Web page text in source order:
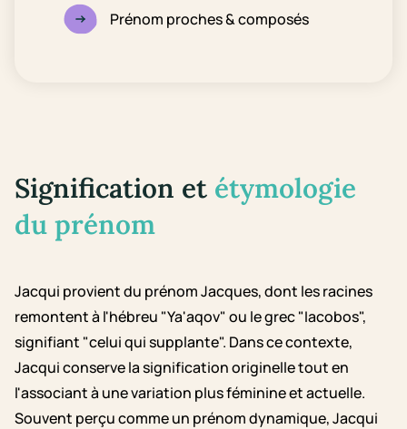
Prénom proches & composés
Signification et étymologie
du prénom
Jacqui provient du prénom Jacques, dont les racines
remontent à l'hébreu "Ya'aqov" ou le grec "Iacobos",
signifiant "celui qui supplante". Dans ce contexte,
Jacqui conserve la signification originelle tout en
l'associant à une variation plus féminine et actuelle.
Souvent perçu comme un prénom dynamique, Jacqui